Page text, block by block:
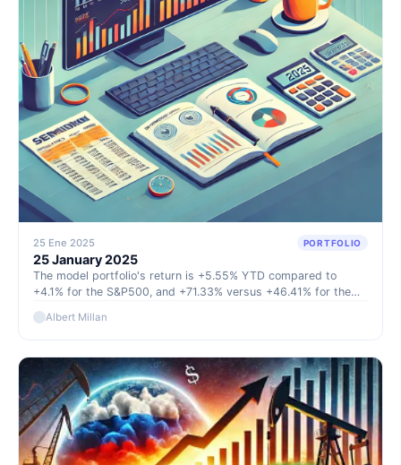
25 Ene 2025 PORTFOLIO
25 January 2025
The model portfolio's return is +5.55% YTD compared to
+4.1% for the S&P500, and +71.33% versus +46.41% for the
Albert Millan